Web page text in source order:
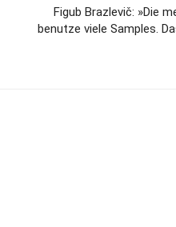
Figub Brazlevič: »Die
benutze viele Samples.